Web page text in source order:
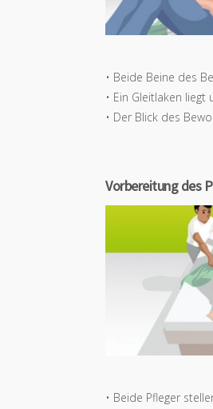
• Beide Beine des
• Ein Gleitlaken
• Der Blick des
Vorbereitung des
• Beide Pfleger